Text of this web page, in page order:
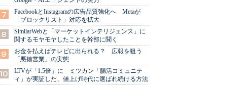
FacebookとInstagramの広告品質強化へ Metaが
「ブロックリスト」対応を拡大
SimilarWebと「マーケットインテリジェンス」に
関するモヤモヤしたことを幹部に聞く
お金を払えばテレビに出られる？ 広報を狙う
「悪徳営業」の実態
LTVが「1.5倍」に ミツカン「腸活コミュニテ
ィ」が実証した、値上げ時代に選ばれ続ける方法